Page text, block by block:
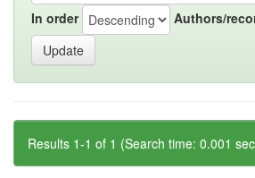
In order Authors/
Results 1-1 of 1 (Search time: 0.001